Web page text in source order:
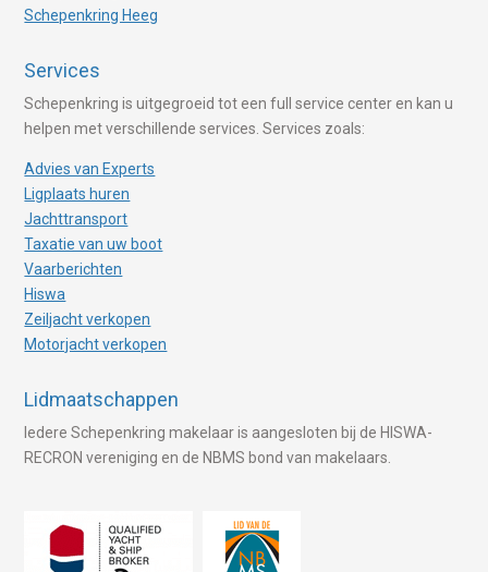
Schepenkring Heeg
Services
Schepenkring is uitgegroeid tot een full service center en kan u
helpen met verschillende services. Services zoals:
Advies van Experts
Ligplaats huren
Jachttransport
Taxatie van uw boot
Vaarberichten
Hiswa
Zeiljacht verkopen
Motorjacht verkopen
Lidmaatschappen
Iedere Schepenkring makelaar is aangesloten bij de HISWA-
RECRON vereniging en de NBMS bond van makelaars.